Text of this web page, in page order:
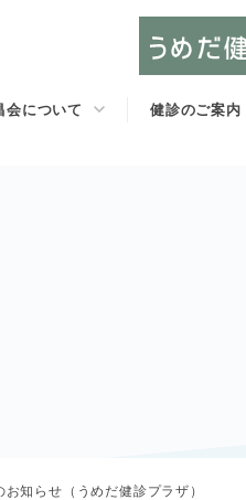
会について 健診のご案内
知らせ（うめだ健診プラザ）